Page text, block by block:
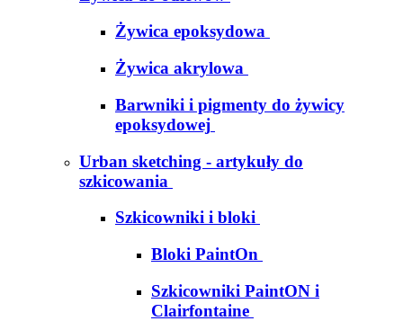
Żywica epoksydowa
Żywica akrylowa
Barwniki i pigmenty do żywicy
epoksydowej
Urban sketching - artykuły do
szkicowania
Szkicowniki i bloki
Bloki PaintOn
Szkicowniki PaintON i
Clairfontaine